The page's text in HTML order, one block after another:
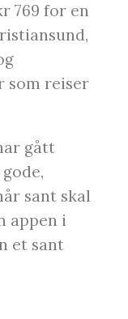
769 for en
som reiser
gått
sant skal
appen i
et sant